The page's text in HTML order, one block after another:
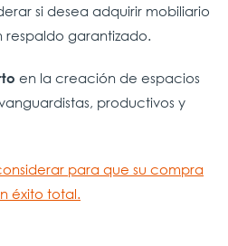
si desea adquirir mobiliario
garantizado.
en la creación de espacios
productivos y
para que su compra
éxito total.